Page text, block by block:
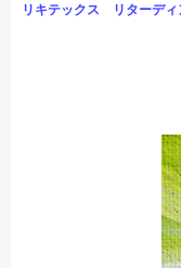
リキテックス リターディ